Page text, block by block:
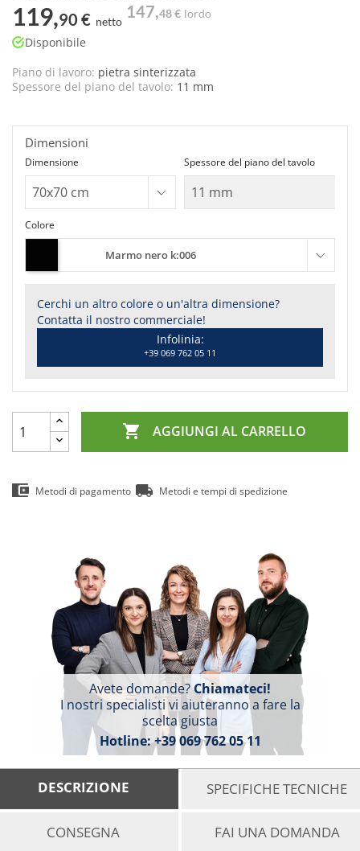
119,90 € netto
147,48 € lordo
Disponibile
Piano di lavoro: pietra sinterizzata
Spessore del piano del tavolo: 11 mm
Colore
Marmo nero k:006
Cerchi un altro colore o un'altra dimensione?
Contatta il nostro commerciale!
Infolinia:
+39 069 762 05 11
Dimensione Spessore del piano del tavolo
Dimensioni
 AGGIUNGI AL CARRELLO
Metodi di pagamento Metodi e tempi di spedizione
Avete domande?Chiamateci!
I nostri specialisti vi aiuteranno a fare la
scelta giusta
Hotline:+39 069 762 05 11
DESCRIZIONE SPECIFICHE TECNICHE
CONSEGNA FAI UNA DOMANDA